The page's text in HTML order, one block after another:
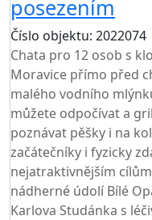
posezením
Číslo objektu: 2022074
Chata pro 12 osob s
Moravice přímo před
malého vodního
můžete odpočívat a
poznávat pěšky i na
začátečníky i fyzicky
nejatraktivnějším
nádherné údolí Bílé
Karlova Studánka s